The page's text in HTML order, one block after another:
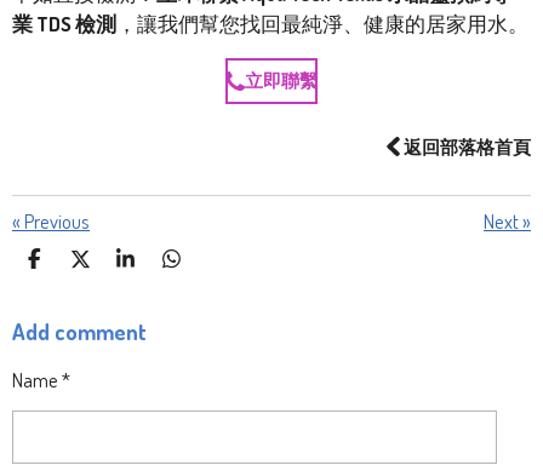
業 TDS 檢測 ，讓我們幫您找回最純淨、健康的居家用水。
立即聯繫
返回部落格首頁
«Previous Next»
S
R
S
R
S
R
S
Add comment
Name *